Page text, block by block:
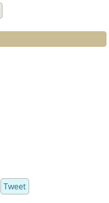
Tweet